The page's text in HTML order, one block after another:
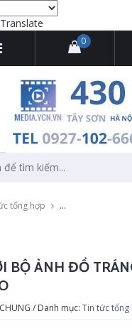
Translate
0
tổng hợp Đã mắt với bộ
BỘ ẢNH ĐỒ
/ Danh mục: Tin tức tổng